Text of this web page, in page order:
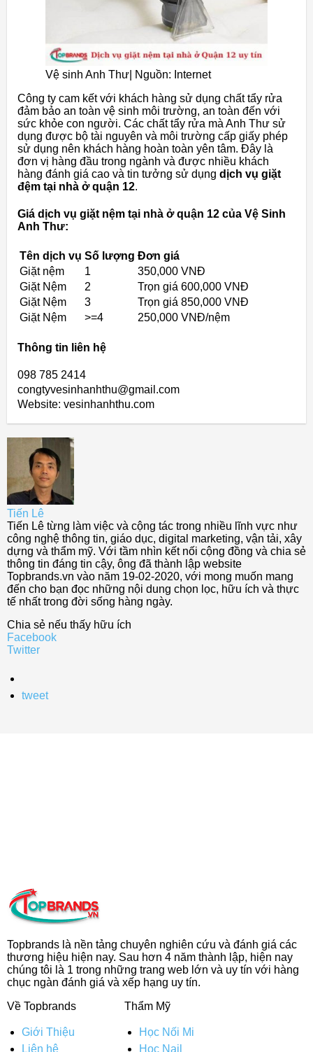
Vệ sinh Anh Thư| Nguồn: Internet
Công ty cam kết với khách hàng sử dụng chất tẩy rửa
đảm bảo an toàn vệ sinh môi trường, an toàn đến với
sức khỏe con người. Các chất tẩy rửa mà Anh Thư sử
dụng được bộ tài nguyên và môi trường cấp giấy phép
sử dụng nên khách hàng hoàn toàn yên tâm. Đây là
đơn vị hàng đầu trong ngành và được nhiều khách
hàng đánh giá cao và tin tưởng sử dụng dịch vụ giặt
đệm tại nhà ở quận 12.
Giá dịch vụ giặt nệm tại nhà ở quận 12 của Vệ Sinh
Anh Thư:
Tên dịch vụ Số lượng Đơn giá
Giặt nệm
1
350,000 VNĐ
Giặt Nệm
2
Trọn giá 600,000 VNĐ
Giặt Nệm
3
Trọn giá 850,000 VNĐ
Giặt Nệm
>=4 250,000 VNĐ/nệm
Thông tin liên hệ
098 785 2414
congtyvesinhanhthu@gmail.com
Website: vesinhanhthu.com
Tiến Lê
Tiến Lê từng làm việc và cộng tác trong nhiều lĩnh vực như
công nghệ thông tin, giáo dục, digital marketing, vận tải, xây
dựng và thẩm mỹ. Với tầm nhìn kết nối cộng đồng và chia sẻ
thông tin đáng tin cậy, ông đã thành lập website
Topbrands.vn vào năm 19-02-2020, với mong muốn mang
đến cho bạn đọc những nội dung chọn lọc, hữu ích và thực
tế nhất trong đời sống hàng ngày.
Chia sẻ nếu thấy hữu ích
Facebook
Twitter
tweet
Topbrands là nền tảng chuyên nghiên cứu và đánh giá các
thương hiệu hiện nay. Sau hơn 4 năm thành lập, hiện nay
chúng tôi là 1 trong những trang web lớn và uy tín với hàng
chục ngàn đánh giá và xếp hạng uy tín.
Về Topbrands
Giới Thiệu
Liên hệ
Thẩm Mỹ
Học Nối Mi
Học Nail